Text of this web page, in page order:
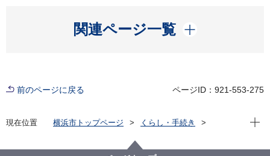
関連ページ一覧
開く
前のページに戻る ページID：921-553-275
現在位置 横浜市トップページ
くらし・手続き
現在